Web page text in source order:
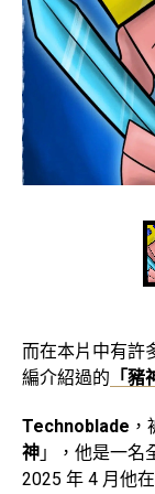
而在本片中有許
編介紹過的 「豬
Technoblade
神 」，他是一名
2025 年 4 月他在